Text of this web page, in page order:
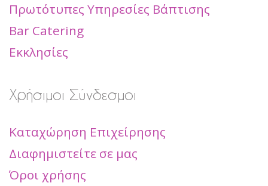
Πρωτότυπες Υπηρεσίες Βάπτισης
Bar Catering
Εκκλησίες
Χρήσιμοι Σύνδεσμοι
Καταχώρηση Επιχείρησης
Διαφημιστείτε σε μας
Όροι χρήσης